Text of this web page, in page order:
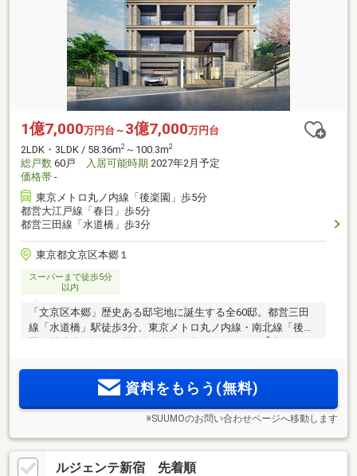
1億7,000万円台～ 3億7,000万円台
2LDK・3LDK / 58.36m2 ～100.3m2
総戸数 60戸 入居可能時期 2027年2月予定
価格帯 -
東京メトロ丸ノ内線「後楽園」歩5分
都営大江戸線「春日」歩5分
都営三田線「水道橋」歩3分
東京都文京区本郷１
スーパーまで徒歩5分
以内
「文京区本郷」歴史ある邸宅地に誕生する全60邸。都営三田
線「水道橋」駅徒歩3分、東京メトロ丸ノ内線・南北線「後楽
園」駅徒歩5分など4駅5路線利用可能。1LDK・45m
2 台～
ンラインプロジェクト発表会」予約受付中。
資料をもらう(無料)
※SUUMOのお問い合わせページへ移動します
ルジェンテ新宿 先着順